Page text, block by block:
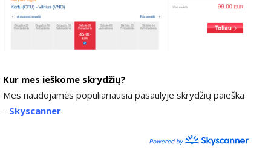
Kur mes ieškome skrydžių?
Mes naudojamės populiariausia pasaulyje skrydžių paieška
- Skyscanner